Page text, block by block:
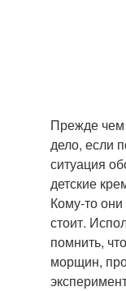
Прежде чем
дело, если
ситуация
детские
Кому-то
стоит.
помнить,
морщин,